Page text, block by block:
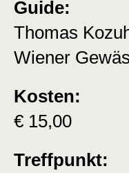
Guide:
Thomas
Wiener
Kosten:
€ 15,00
Treffpunkt: